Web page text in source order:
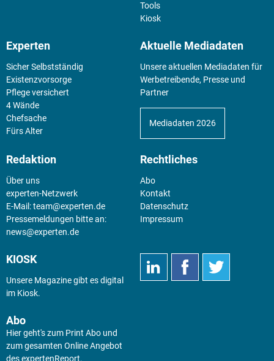
Tools
Kiosk
Experten
Sicher Selbstständig
Existenz­vorsorge
Pflege versichert
4 Wände
Chefsache
Fürs Alter
Aktuelle Mediadaten
Unsere aktuellen Mediadaten für
Werbetreibende, Presse und
Partner
Mediadaten 2026
Redaktion
Über uns
experten-Netzwerk
E-Mail:team@experten.de
Pressemeldungen bitte an:
news@experten.de
Rechtliches
Abo
Kontakt
Datenschutz
Impressum
KIOSK
Unsere Magazine gibt es digital
im Kiosk.
Abo
Hier geht's zum Print Abo und
zum gesamten Online Angebot
des expertenReport.